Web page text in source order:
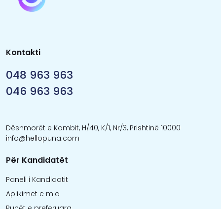
Kontakti
048 963 963
046 963 963
Dëshmorët e Kombit, H/40, K/1, Nr/3, Prishtinë 10000
info@hellopuna.com
Për Kandidatët
Paneli i Kandidatit
Aplikimet e mia